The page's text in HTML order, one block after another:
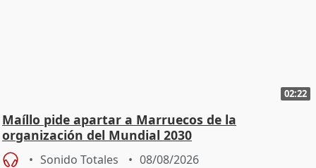
02:22
Maíllo pide apartar a Marruecos de la
organización del Mundial 2030
Sonido Totales 08/08/2026